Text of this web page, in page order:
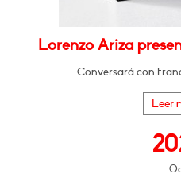
Lorenzo Ariza
Conversará con
Leer